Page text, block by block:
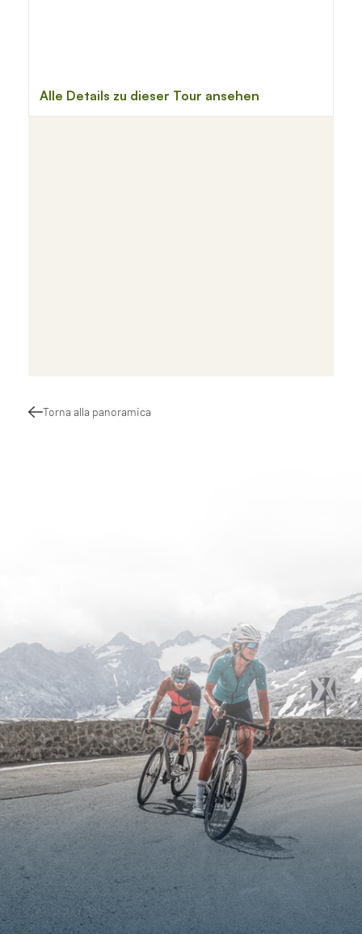
Torna alla panoramica